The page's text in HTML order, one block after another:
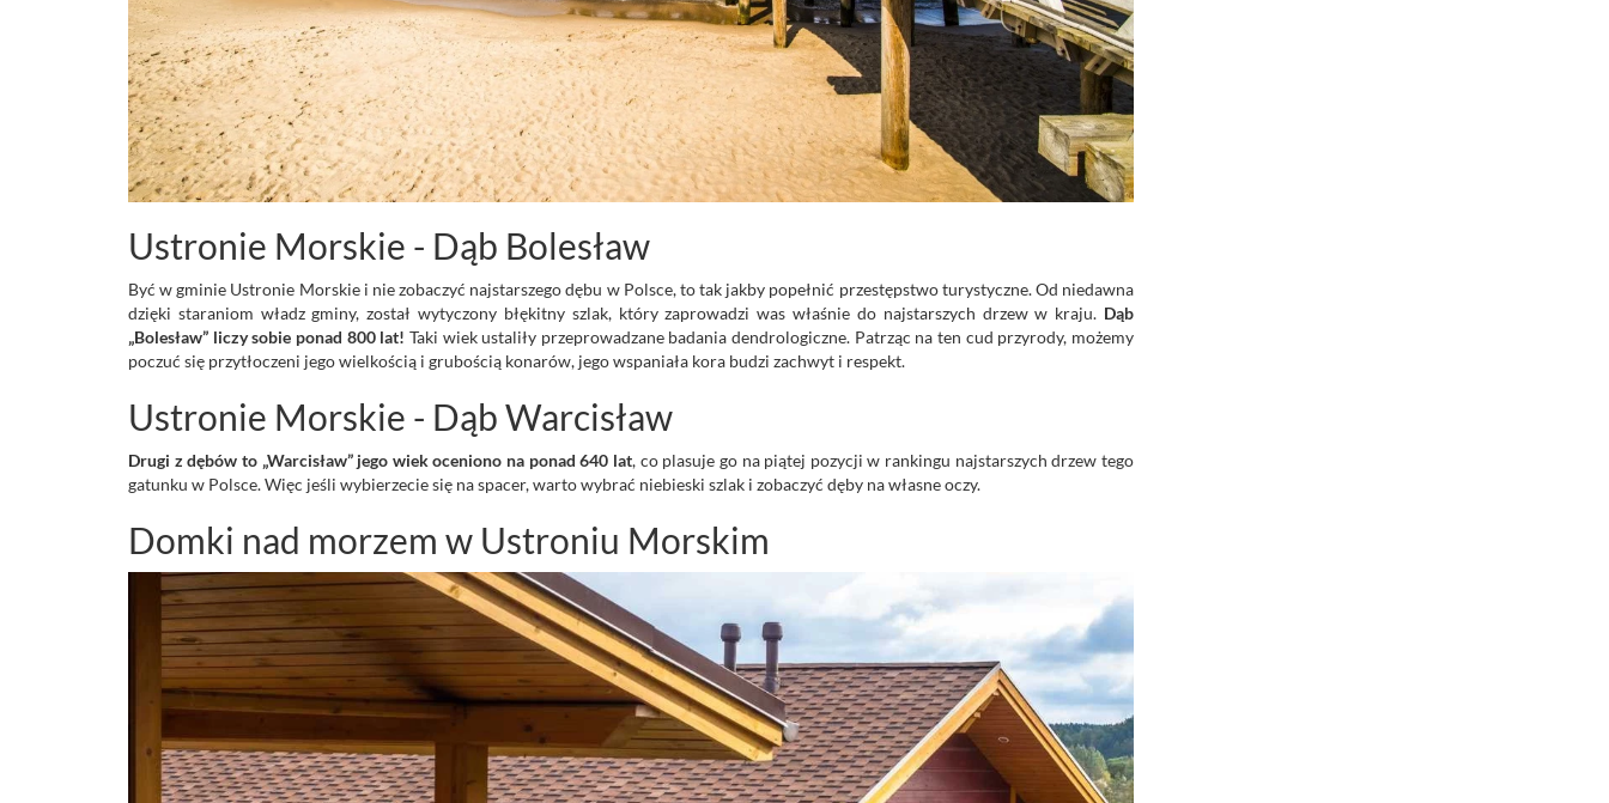
Ustronie Morskie - Dąb Bolesław
Być w gminie Ustronie Morskie i nie zobaczyć najstarszego dębu w Polsce, to tak jakby popełnić przestępstwo turystyczne. Od niedawna
dzięki staraniom władz gminy, został wytyczony błękitny szlak, który zaprowadzi was właśnie do najstarszych drzew w kraju. Dąb
„Bolesław” liczy sobie ponad 800 lat! Taki wiek ustaliły przeprowadzane badania dendrologiczne. Patrząc na ten cud przyrody, możemy
poczuć się przytłoczeni jego wielkością i grubością konarów, jego wspaniała kora budzi zachwyt i respekt.
Ustronie Morskie - Dąb Warcisław
Drugi z dębów to „Warcisław” jego wiek oceniono na ponad 640 lat, co plasuje go na piątej pozycji w rankingu najstarszych drzew tego
gatunku w Polsce. Więc jeśli wybierzecie się na spacer, warto wybrać niebieski szlak i zobaczyć dęby na własne oczy.
Domki nad morzem w Ustroniu Morskim